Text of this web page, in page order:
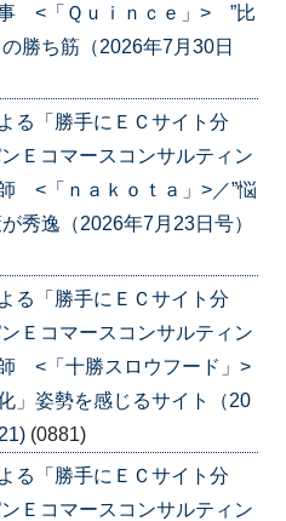
<「Ｑｕｉｎｃｅ」> ”比
勝ち筋（2026年7月30日
る「勝手にＥＣサイト分
Ｅコマースコンサルティン
<「ｎａｋｏｔａ」>／”悩
秀逸（2026年7月23日号）
る「勝手にＥＣサイト分
Ｅコマースコンサルティン
<「十勝スロウフード」>
」姿勢を感じるサイト（20
(0881)
る「勝手にＥＣサイト分
Ｅコマースコンサルティン